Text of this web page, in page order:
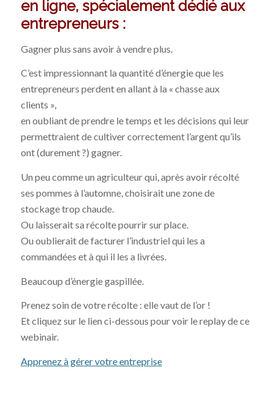
en ligne, spécialement dédié aux
entrepreneurs :
Gagner plus sans avoir à vendre plus.
C’est impressionnant la quantité d’énergie que les
entrepreneurs perdent en allant à la « chasse aux
clients »,
en oubliant de prendre le temps et les décisions qui leur
permettraient de cultiver correctement l’argent qu’ils
ont (durement ?) gagner.
Un peu comme un agriculteur qui, après avoir récolté
ses pommes à l’automne, choisirait une zone de
stockage trop chaude.
Ou laisserait sa récolte pourrir sur place.
Ou oublierait de facturer l’industriel qui les a
commandées et à qui il les a livrées.
Beaucoup d’énergie gaspillée.
Prenez soin de votre récolte : elle vaut de l’or !
Et cliquez sur le lien ci-dessous pour voir le replay de ce
webinair.
Apprenez à gérer votre entreprise